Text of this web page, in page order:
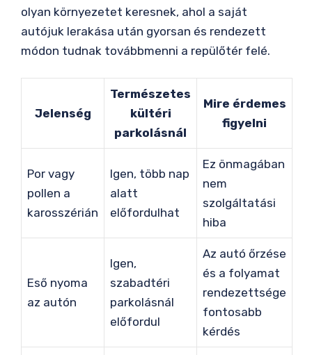
olyan környezetet keresnek, ahol a saját
autójuk lerakása után gyorsan és rendezett
módon tudnak továbbmenni a repülőtér felé.
Jelenség
Természetes
kültéri
parkolásnál
Mire érdemes
figyelni
Por vagy
pollen a
karosszérián
Igen, több nap
alatt
előfordulhat
Ez önmagában
nem
szolgáltatási
hiba
Eső nyoma
az autón
Igen,
szabadtéri
parkolásnál
előfordul
Az autó őrzése
és a folyamat
rendezettsége
fontosabb
kérdés